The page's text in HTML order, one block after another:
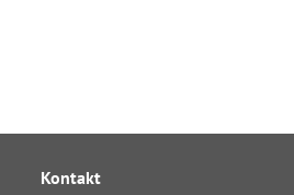
Kontakt